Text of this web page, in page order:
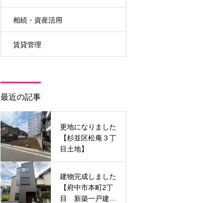
相続・資産活用
賃貸管理
最近の記事
更地になりました
【杉並区松庵３丁
目土地】
建物完成しました
【府中市本町2丁
目 新築一戸建